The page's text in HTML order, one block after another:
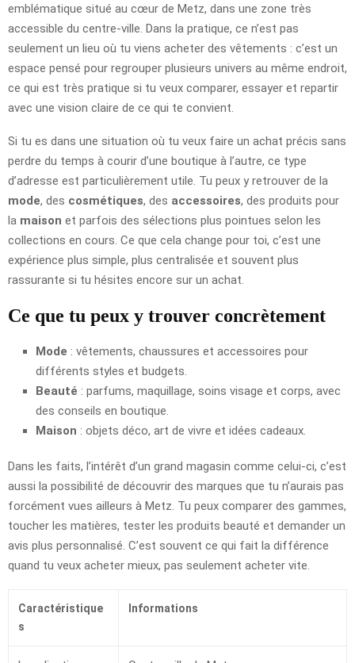
emblématique situé au cœur de Metz, dans une zone très
accessible du centre-ville. Dans la pratique, ce n’est pas
seulement un lieu où tu viens acheter des vêtements : c’est un
espace pensé pour regrouper plusieurs univers au même endroit,
ce qui est très pratique si tu veux comparer, essayer et repartir
avec une vision claire de ce qui te convient.
Si tu es dans une situation où tu veux faire un achat précis sans
perdre du temps à courir d’une boutique à l’autre, ce type
d’adresse est particulièrement utile. Tu peux y retrouver de la
mode, des cosmétiques, des accessoires, des produits pour
la maison et parfois des sélections plus pointues selon les
collections en cours. Ce que cela change pour toi, c’est une
expérience plus simple, plus centralisée et souvent plus
rassurante si tu hésites encore sur un achat.
Ce que tu peux y trouver concrètement
Mode : vêtements, chaussures et accessoires pour
différents styles et budgets.
Beauté : parfums, maquillage, soins visage et corps, avec
des conseils en boutique.
Maison : objets déco, art de vivre et idées cadeaux.
Dans les faits, l’intérêt d’un grand magasin comme celui-ci, c’est
aussi la possibilité de découvrir des marques que tu n’aurais pas
forcément vues ailleurs à Metz. Tu peux comparer des gammes,
toucher les matières, tester les produits beauté et demander un
avis plus personnalisé. C’est souvent ce qui fait la différence
quand tu veux acheter mieux, pas seulement acheter vite.
Caractéristique
s
Informations